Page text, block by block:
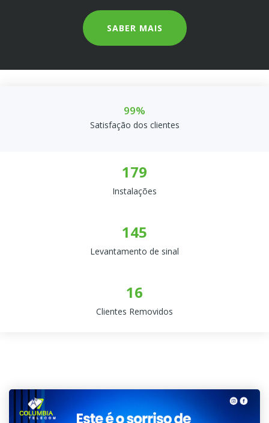
SABER MAIS
99%
Satisfação dos clientes
219
Instalações
176
Levantamento de sinal
20
Clientes Removidos